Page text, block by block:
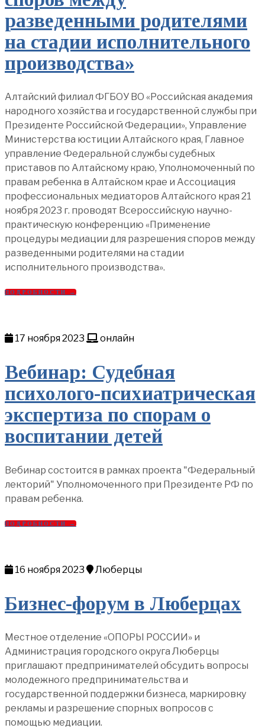
разведенными родителями
на стадии исполнительного
производства»
Алтайский филиал ФГБОУ ВО «Российская академия
народного хозяйства и государственной службы при
Президенте Российской Федерации», Управление
Министерства юстиции Алтайского края, Главное
управление Федеральной службы судебных
приставов по Алтайскому краю, Уполномоченный по
правам ребенка в Алтайском крае и Ассоциация
профессиональных медиаторов Алтайского края 21
ноября 2023 г. проводят Всероссийскую научно-
практическую конференцию «Применение
процедуры медиации для разрешения споров между
разведенными родителями на стадии
исполнительного производства».
ПОДРОБНОСТИ →
17 ноября 2023 онлайн
Вебинар: Судебная
психолого-психиатрическая
экспертиза по спорам о
воспитании детей
Вебинар состоится в рамках проекта "Федеральный
лекторий" Уполномоченного при Президенте РФ по
правам ребенка.
ПОДРОБНОСТИ →
16 ноября 2023 Люберцы
Бизнес-форум в Люберцах
Местное отделение «ОПОРЫ РОССИИ» и
Администрация городского округа Люберцы
приглашают предпринимателей обсудить вопросы
молодежного предпринимательства и
государственной поддержки бизнеса, маркировку
рекламы и разрешение спорных вопросов с
помощью медиации.